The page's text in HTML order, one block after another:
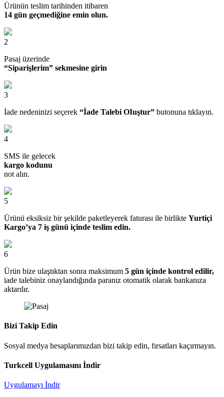
Ürünün teslim tarihinden itibaren
14 gün geçmediğine emin olun.
2
Pasaj üzerinde
“Siparişlerim” sekmesine girin
3
İade nedeninizi seçerek “İade Talebi OIuştur” butonuna tıklayın.
4
SMS ile gelecek
kargo kodunu
not alın.
5
Ürünü eksiksiz bir şekilde paketleyerek faturası ile birlikte Yurtiçi
Kargo’ya 7 iş günü içinde teslim edin.
6
Ürün bize ulaştıktan sonra maksimum 5 gün içinde kontrol edilir,
iade talebiniz onaylandığında paranız otomatik olarak bankanıza
aktarılır.
Bizi Takip Edin
Sosyal medya hesaplarımızdan bizi takip edin, fırsatları kaçırmayın.
Turkcell Uygulamasını İndir
Uygulamayı İndir